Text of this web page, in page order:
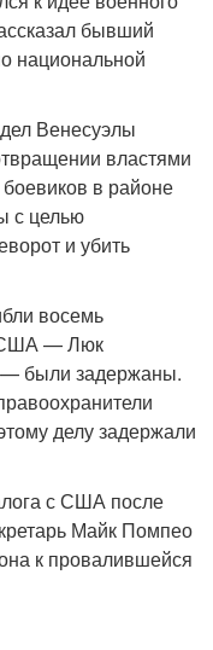
бывший
национальной
Венесуэлы
властями
в районе
с целью
и убить
восемь
США — Люк
были задержаны.
делу задержали
с США после
Майк Помпео
к провалившейся